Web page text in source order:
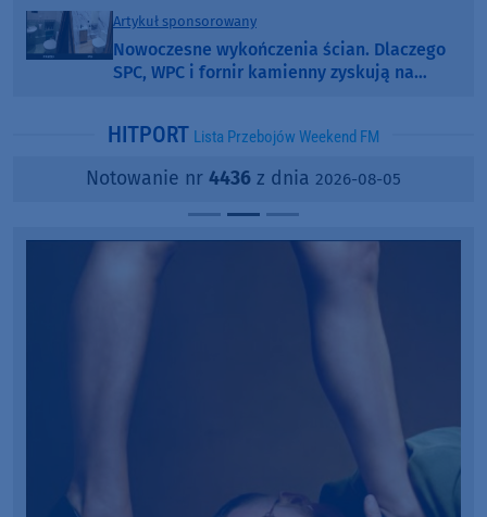
Artykuł sponsorowany
Nowoczesne wykończenia ścian. Dlaczego
SPC, WPC i fornir kamienny zyskują na
HITPORT Lista Przebojów Weekend FM
Notowanie nr 4436 z dnia 2026-08-05